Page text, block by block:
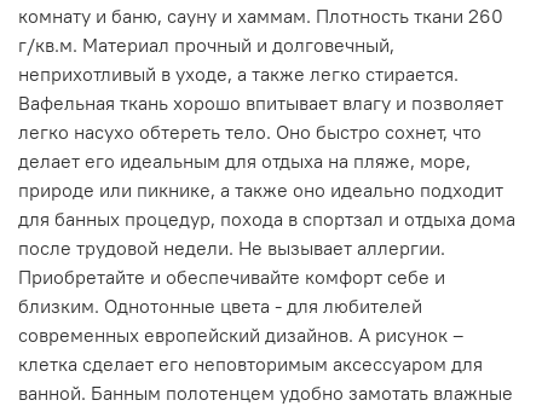
комнату и баню, сауну и хаммам. Плотность ткани 260
г/кв.м. Материал прочный и долговечный,
неприхотливый в уходе, а также легко стирается.
Вафельная ткань хорошо впитывает влагу и позволяет
легко насухо обтереть тело. Оно быстро сохнет, что
делает его идеальным для отдыха на пляже, море,
природе или пикнике, а также оно идеально подходит
для банных процедур, похода в спортзал и отдыха дома
после трудовой недели. Не вызывает аллергии.
Приобретайте и обеспечивайте комфорт себе и
близким. Однотонные цвета - для любителей
современных европейский дизайнов. А рисунок –
клетка сделает его неповторимым аксессуаром для
ванной. Банным полотенцем удобно замотать влажные